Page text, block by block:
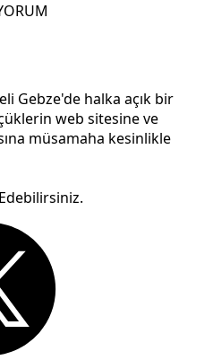
Gebze'de halka açık bir
web sitesine ve
müsamaha kesinlikle